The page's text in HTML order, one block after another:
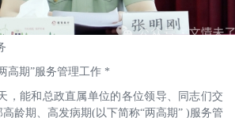
高期”服务管理工作 *
，能和总政直属单位的各位领导、同志们交
龄期、高发病期(以下简称“两高期” )服务管